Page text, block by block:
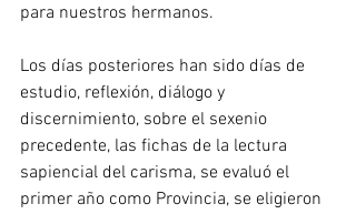
para nuestros hermanos.
Los días posteriores han sido días de
estudio, reflexión, diálogo y
discernimiento, sobre el sexenio
precedente, las fichas de la lectura
sapiencial del carisma, se evaluó el
primer año como Provincia, se eligieron